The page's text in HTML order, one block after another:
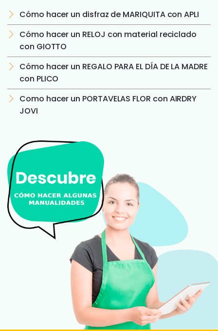
Cómo hacer un disfraz de MARIQUITA con APLI
Cómo hacer un RELOJ con material reciclado
con GIOTTO
Cómo hacer un REGALO PARA EL DÍA DE LA MADRE
con PLICO
Como hacer un PORTAVELAS FLOR con AIRDRY
JOVI